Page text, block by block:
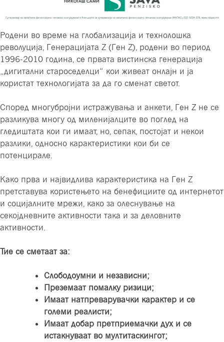
Родени во време на глобализација и технолошка
револуција, Генерацијата Z (Ген Z), родени во период
1996-2010 година, се првата вистинска генерација
„дигитални староседелци“ кои живеат онлајн и ја
користат технологијата за да го сменат светот.
Според многубројни истражувања и анкети, Ген Z не се
разликува многу од миленијалците во поглед на
гледиштата кои ги имаат, но, сепак, постојат и некои
разлики, односно карактеристики кои би се
потенцирале.
Како прва и највидлива карактеристика на Ген Z
претставува користењето на бенефициите од интернетот
и социјалните мрежи, како за олеснување на
секојдневните активности така и за деловните
активности.
Тие се сметаат за:
Слободоумни и независни;
Преземаат помалку ризици;
Имаат натпреварувачки карактер и се
големи реалисти;
Имаат добар претприемачки дух и се
истакнуваат во мултитаскингот;